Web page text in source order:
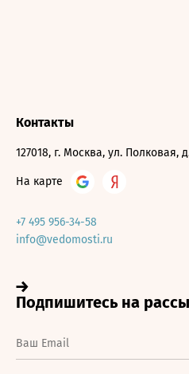
Контакты
127018, г. Москва, ул. Полковая,
На карте
+7 495 956-34-58
info@vedomosti.ru